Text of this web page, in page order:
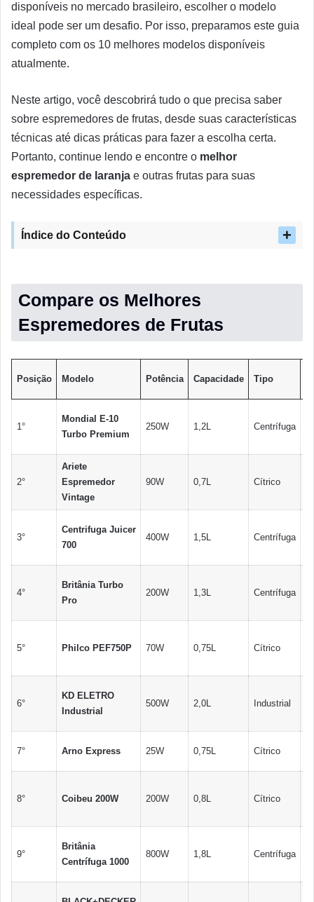
disponíveis no mercado brasileiro, escolher o modelo
ideal pode ser um desafio. Por isso, preparamos este guia
completo com os 10 melhores modelos disponíveis
atualmente.
Neste artigo, você descobrirá tudo o que precisa saber
sobre espremedores de frutas, desde suas características
técnicas até dicas práticas para fazer a escolha certa.
Portanto, continue lendo e encontre o melhor
espremedor de laranja e outras frutas para suas
necessidades específicas.
Índice do Conteúdo
Compare os Melhores
Espremedores de Frutas
Posição Modelo Potência Capacidade Tipo
1°
Mondial E-10
Turbo Premium
250W 1,2L Centrífuga
2°
Ariete
Espremedor
Vintage
90W 0,7L Cítrico
3°
Centrifuga Juicer
700
400W 1,5L Centrífuga
4°
Britânia Turbo
Pro
200W 1,3L Centrífuga
5° Philco PEF750P 70W 0,75L Cítrico
6°
KD ELETRO
Industrial
500W 2,0L Industrial
7° Arno Express 25W 0,75L Cítrico
8° Coibeu 200W 200W 0,8L Cítrico
9°
Britânia
Centrífuga 1000
800W 1,8L Centrífuga